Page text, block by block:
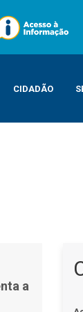
CIDADÃO
a